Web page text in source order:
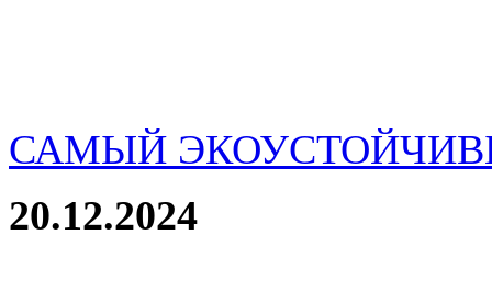
САМЫЙ
20.12.2024